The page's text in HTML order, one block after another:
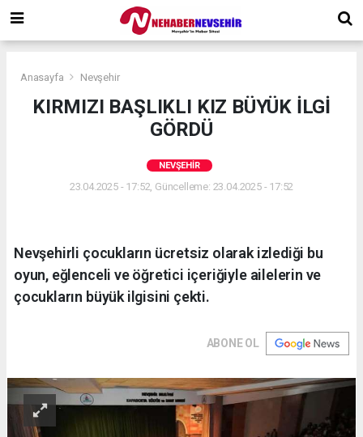
Anasayfa Nevşehir
KIRMIZI BAŞLIKLI KIZ BÜYÜK İLGİ
GÖRDÜ
NEVŞEHIR
23.04.2025 - 17:52, Güncelleme: 23.04.2025 - 17:52
Nevşehirli çocukların ücretsiz olarak izlediği bu
oyun, eğlenceli ve öğretici içeriğiyle ailelerin ve
çocukların büyük ilgisini çekti.
ABONE OL